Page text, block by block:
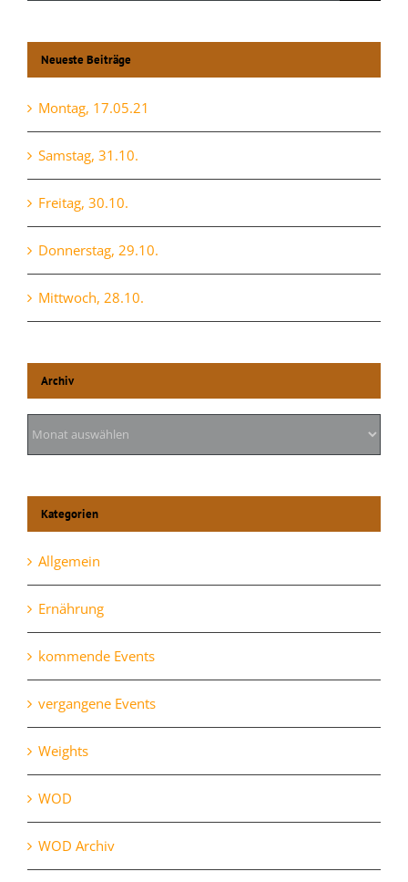
Neueste Beiträge
Montag, 17.05.21
Samstag, 31.10.
Freitag, 30.10.
Donnerstag, 29.10.
Mittwoch, 28.10.
Archiv
Archiv
Kategorien
Allgemein
Ernährung
kommende Events
vergangene Events
Weights
WOD
WOD Archiv